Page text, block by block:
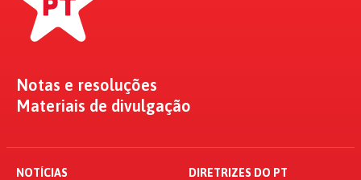
Notas e resoluções
Materiais de divulgação
NOTÍCIAS DIRETRIZES DO PT